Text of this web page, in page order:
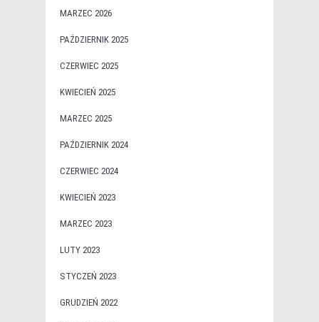
MARZEC 2026
PAŹDZIERNIK 2025
CZERWIEC 2025
KWIECIEŃ 2025
MARZEC 2025
PAŹDZIERNIK 2024
CZERWIEC 2024
KWIECIEŃ 2023
MARZEC 2023
LUTY 2023
STYCZEŃ 2023
GRUDZIEŃ 2022